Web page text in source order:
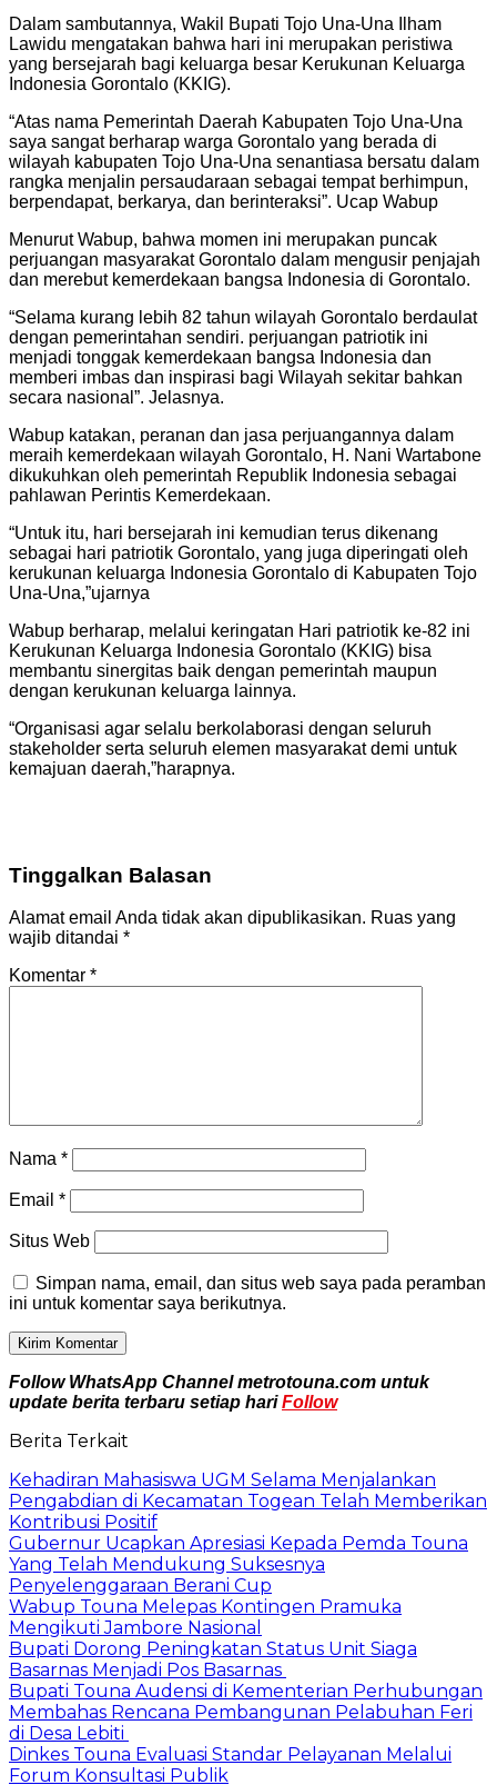
Dalam sambutannya, Wakil Bupati Tojo Una-Una Ilham
Lawidu mengatakan bahwa hari ini merupakan peristiwa
yang bersejarah bagi keluarga besar Kerukunan Keluarga
Indonesia Gorontalo (KKIG).
“Atas nama Pemerintah Daerah Kabupaten Tojo Una-Una
saya sangat berharap warga Gorontalo yang berada di
wilayah kabupaten Tojo Una-Una senantiasa bersatu dalam
rangka menjalin persaudaraan sebagai tempat berhimpun,
berpendapat, berkarya, dan berinteraksi”. Ucap Wabup
Menurut Wabup, bahwa momen ini merupakan puncak
perjuangan masyarakat Gorontalo dalam mengusir penjajah
dan merebut kemerdekaan bangsa Indonesia di Gorontalo.
“Selama kurang lebih 82 tahun wilayah Gorontalo berdaulat
dengan pemerintahan sendiri. perjuangan patriotik ini
menjadi tonggak kemerdekaan bangsa Indonesia dan
memberi imbas dan inspirasi bagi Wilayah sekitar bahkan
secara nasional”. Jelasnya.
Wabup katakan, peranan dan jasa perjuangannya dalam
meraih kemerdekaan wilayah Gorontalo, H. Nani Wartabone
dikukuhkan oleh pemerintah Republik Indonesia sebagai
pahlawan Perintis Kemerdekaan.
“Untuk itu, hari bersejarah ini kemudian terus dikenang
sebagai hari patriotik Gorontalo, yang juga diperingati oleh
kerukunan keluarga Indonesia Gorontalo di Kabupaten Tojo
Una-Una,”ujarnya
Wabup berharap, melalui keringatan Hari patriotik ke-82 ini
Kerukunan Keluarga Indonesia Gorontalo (KKIG) bisa
membantu sinergitas baik dengan pemerintah maupun
dengan kerukunan keluarga lainnya.
“Organisasi agar selalu berkolaborasi dengan seluruh
stakeholder serta seluruh elemen masyarakat demi untuk
kemajuan daerah,”harapnya.
Tinggalkan Balasan
Alamat email Anda tidak akan dipublikasikan. Ruas yang
wajib ditandai *
Komentar *
Nama *
Email *
Situs Web
Simpan nama, email, dan situs web saya pada peramban
ini untuk komentar saya berikutnya.
Follow WhatsApp Channel metrotouna.com untuk
update berita terbaru setiap hariFollow
Berita Terkait
Kehadiran Mahasiswa UGM Selama Menjalankan
Pengabdian di Kecamatan Togean Telah Memberikan
Kontribusi Positif
Gubernur Ucapkan Apresiasi Kepada Pemda Touna
Yang Telah Mendukung Suksesnya
Penyelenggaraan Berani Cup
Wabup Touna Melepas Kontingen Pramuka
Mengikuti Jambore Nasional
Bupati Dorong Peningkatan Status Unit Siaga
Basarnas Menjadi Pos Basarnas
Bupati Touna Audensi di Kementerian Perhubungan
Membahas Rencana Pembangunan Pelabuhan Feri
di Desa Lebiti
Dinkes Touna Evaluasi Standar Pelayanan Melalui
Forum Konsultasi Publik